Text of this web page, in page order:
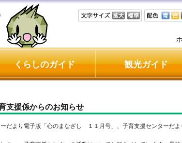
くらしのガイド 観光ガイド
支援係からのお知らせ
だより電子版「心のまなざし １１月号」、子育支援センターだ